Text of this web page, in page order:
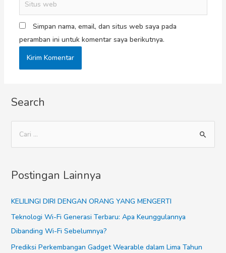
Simpan nama, email, dan situs web saya pada
peramban ini untuk komentar saya berikutnya.
Search
Postingan Lainnya
KELILINGI DIRI DENGAN ORANG YANG MENGERTI
Teknologi Wi-Fi Generasi Terbaru: Apa Keunggulannya
Dibanding Wi-Fi Sebelumnya?
Prediksi Perkembangan Gadget Wearable dalam Lima Tahun